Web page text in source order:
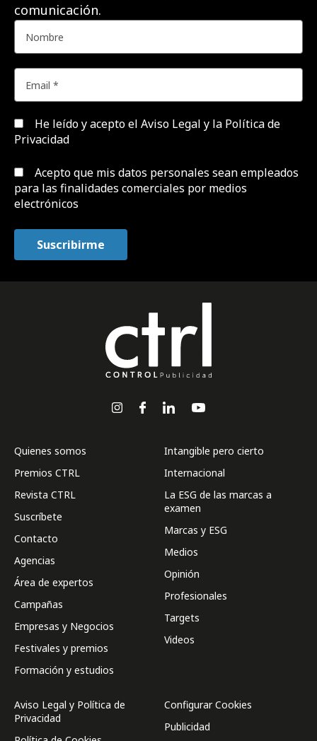
comunicación.
He leído y acepto el Aviso Legal y la Política de
Privacidad
Acepto que mis datos personales sean empleados
para las finalidades comerciales por medios
electrónicos
Quienes somos
Premios CTRL
Revista CTRL
Suscríbete
Contacto
Agencias
Área de expertos
Campañas
Empresas y Negocios
Festivales y premios
Formación y estudios
Intangible pero cierto
Internacional
La ESG de las marcas a
examen
Marcas y ESG
Medios
Opinión
Profesionales
Targets
Videos
Aviso Legal y Política de
Privacidad
Configurar Cookies
Publicidad